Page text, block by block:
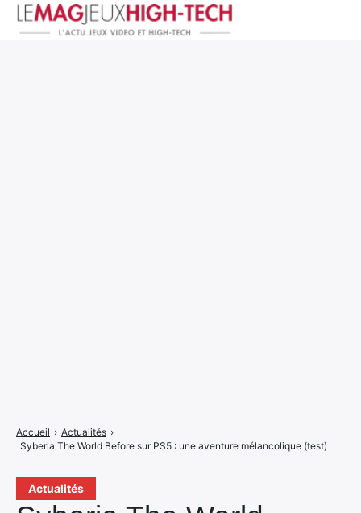
Actualités
Accueil › Actualités ›
Syberia The World Before sur PS5 : une aventure mélancolique (test)